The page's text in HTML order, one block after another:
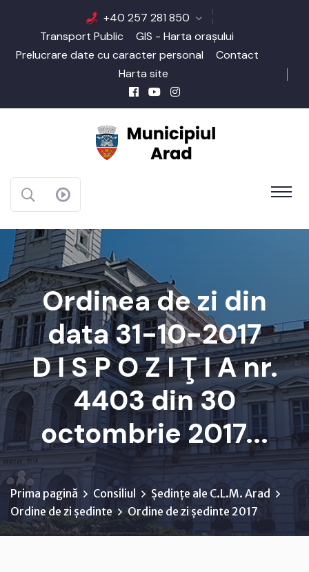
+40 257 281 850
Transport Public
GIS - Harta orașului
Prelucrare date cu caracter personal
Contact
Harta site
Ordinea de zi din
data 31-10-2017
D I S P O Z I Ţ I A nr.
4403 din 30
octombrie 2017...
Prima pagină Consiliul
Ședințe ale C.L.M. Arad
Ordine de zi ședinte
Ordine de zi ședinte 2017